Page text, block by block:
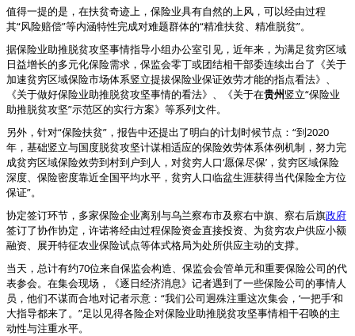
值得一提的是，在扶贫奇迹上，保险业具有自然的上风，可以经由过程
其“风险赔偿”等内涵特性完成对难题群体的“精准扶贫、精准脱贫”。
据保险业助推脱贫攻坚事情指导小组办公室引见，近年来，为满足贫穷区域
日益增长的多元化保险需求，保监会零丁或团结相干部委连续出台了《关于
加速贫穷区域保险市场体系竖立提拔保险业保证效劳才能的指点看法》、
《关于做好保险业助推脱贫攻坚事情的看法》、《关于在贵州竖立“保险业
助推脱贫攻坚”示范区的实行方案》等系列文件。
另外，针对“保险扶贫”，报告中还提出了明白的计划时候节点：“到2020
年，基础竖立与国度脱贫攻坚计谋相适应的保险效劳体系体例机制，努力完
成贫穷区域保险效劳到村到户到人，对贫穷人口‘愿保尽保’，贫穷区域保险
深度、保险密度靠近全国平均水平，贫穷人口临盆生涯获得当代保险全方位
保证”。
协定签订环节，多家保险企业离别与乌兰察布市及察右中旗、察右后旗政府
签订了协作协定，许诺将经由过程保险资金直接投资、为贫穷农户供应小额
融资、展开特征农业保险试点等体式格局为处所供应主动的支撑。
当天，总计有约70位来自保监会构造、保监会会管单元和重要保险公司的代
表参会。在集会现场，《逐日经济消息》记者遇到了一些保险公司的事情人
员，他们不谋而合地对记者示意：“我们公司迥殊注重这次集会，‘一把手’和
大指导都来了。”足以见得各险企对保险业助推脱贫攻坚事情相干召唤的主
动性与注重水平。